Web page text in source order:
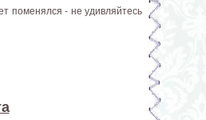
поменялся - не удивляйтесь